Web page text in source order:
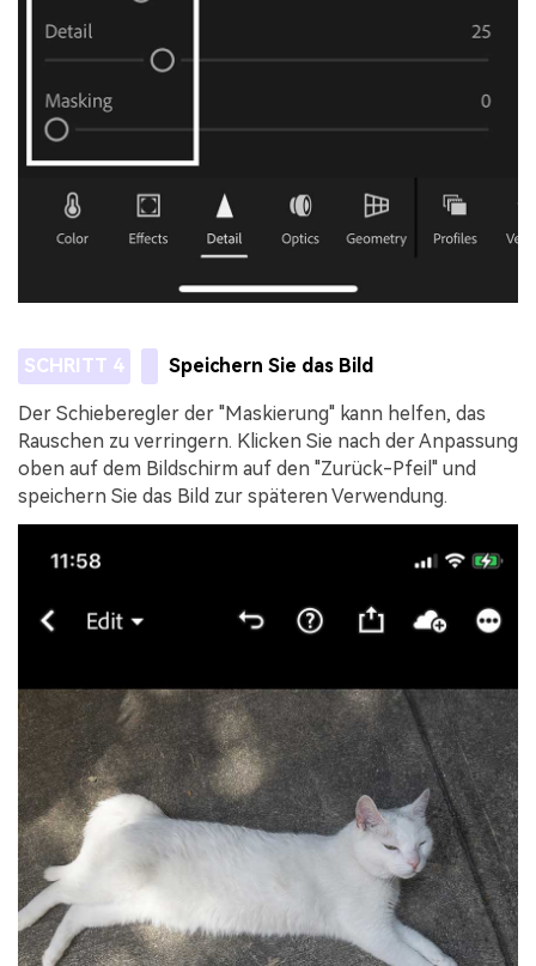
SCHRITT 4 Speichern Sie das Bild
Der Schieberegler der "Maskierung" kann helfen, das
Rauschen zu verringern. Klicken Sie nach der Anpassung
oben auf dem Bildschirm auf den "Zurück-Pfeil" und
speichern Sie das Bild zur späteren Verwendung.